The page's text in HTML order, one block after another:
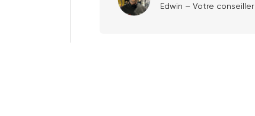
Edwin – Votre conseiller